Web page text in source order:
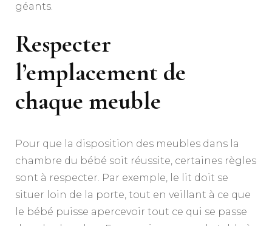
géants.
Respecter
l’emplacement de
chaque meuble
Pour que la disposition des meubles dans la
chambre du bébé soit réussite, certaines règles
sont à respecter. Par exemple, le lit doit se
situer loin de la porte, tout en veillant à ce que
le bébé puisse apercevoir tout ce qui se passe